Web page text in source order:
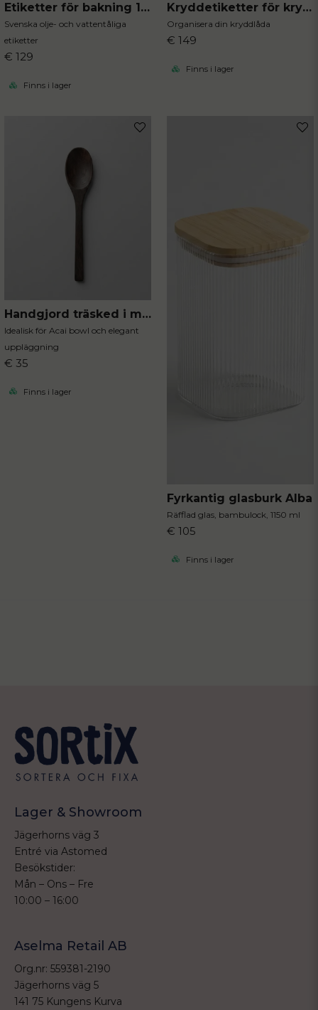
Etiketter för bakning 12st
Svenska olje- och vattentåliga
etiketter
€ 129
Finns i lager
Kryddetiketter för kryddburkar 30st
Organisera din kryddlåda
€ 149
Finns i lager
Handgjord träsked i mörkt trä
Idealisk för Acai bowl och elegant
uppläggning
€ 35
Finns i lager
Fyrkantig glasburk Alba
Räfflad glas, bambulock, 1150 ml
€ 105
Finns i lager
Lager & Showroom
Jägerhorns väg 3
Entré via Astomed
Besökstider:
Mån – Ons – Fre
10:00 – 16:00
Aselma Retail AB
Org.nr: 559381-2190
Jägerhorns väg 5
141 75 Kungens Kurva